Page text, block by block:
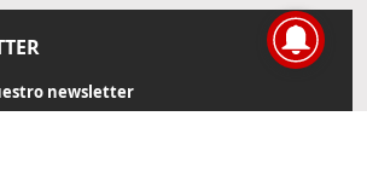
newsletter
información de actualidad directamente en